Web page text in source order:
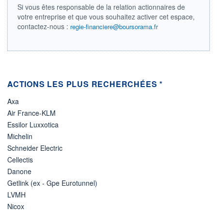
-
PROCHAIN
DIVIDENDE
ÉLIGIBILITÉ
+ PORTEFEUILLE
Si vous êtes responsable de la relation actionnaires de
votre entreprise et que vous souhaitez activer cet espace,
contactez-nous : regie-financiere@boursorama.fr
ACTIONS LES PLUS RECHERCHÉES *
Axa
Air France-KLM
Essilor Luxxotica
Michelin
Schneider Electric
Cellectis
Danone
Getlink (ex - Gpe Eurotunnel)
LVMH
Nicox